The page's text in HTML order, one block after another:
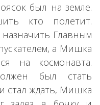
был на земле.
кто полетит.
Главным
а Мишка
на космонавта.
был стать
стал ждать, Мишка